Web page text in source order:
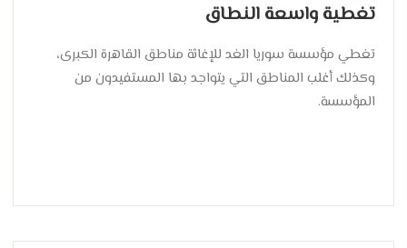
تغطية واسعة النطاق
تغطي مؤسسة سوريا الغد للإغاثة مناطق القاهرة الكبرى،
وكذلك أغلب المناطق التي يتواجد بها المستفيدون من
المؤسسة.